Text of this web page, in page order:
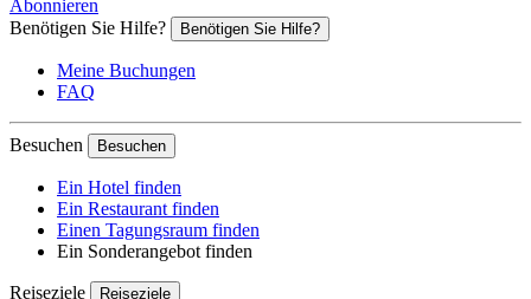
Abonnieren
Benötigen Sie Hilfe?
Benötigen Sie Hilfe?
Meine Buchungen
FAQ
Besuchen Besuchen
Ein Hotel finden
Ein Restaurant finden
Einen Tagungsraum finden
Ein Sonderangebot finden
Reiseziele Reiseziele